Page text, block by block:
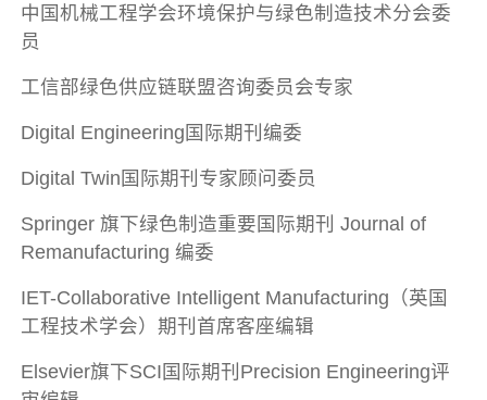
中国机械工程学会环境保护与绿色制造技术分会委
员
工信部绿色供应链联盟咨询委员会专家
Digital Engineering国际期刊编委
Digital Twin国际期刊专家顾问委员
Springer 旗下绿色制造重要国际期刊 Journal of
Remanufacturing 编委
IET-Collaborative Intelligent Manufacturing（英国
工程技术学会）期刊首席客座编辑
Elsevier旗下SCI国际期刊Precision Engineering评